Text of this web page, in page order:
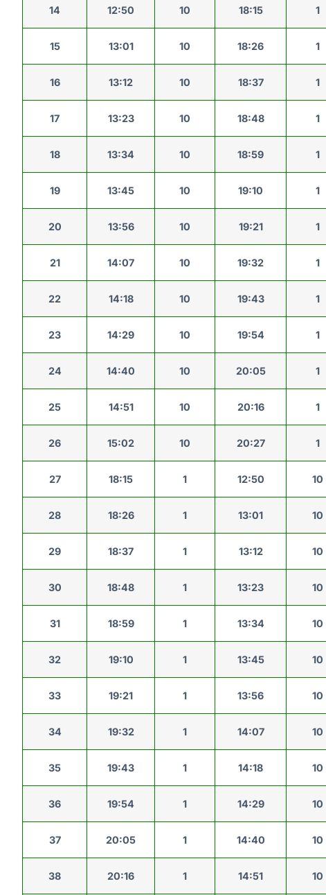
14 12:50 10 18:15 1
15 13:01 10 18:26 1
16 13:12 10 18:37 1
17 13:23 10 18:48 1
18 13:34 10 18:59 1
19 13:45 10 19:10 1
20 13:56 10 19:21 1
21 14:07 10 19:32 1
22 14:18 10 19:43 1
23 14:29 10 19:54 1
24 14:40 10 20:05 1
25 14:51 10 20:16 1
26 15:02 10 20:27 1
27 18:15 1 12:50 10
28 18:26 1 13:01 10
29 18:37 1 13:12 10
30 18:48 1 13:23 10
31 18:59 1 13:34 10
32 19:10 1 13:45 10
33 19:21 1 13:56 10
34 19:32 1 14:07 10
35 19:43 1 14:18 10
36 19:54 1 14:29 10
37 20:05 1 14:40 10
38 20:16 1 14:51 10